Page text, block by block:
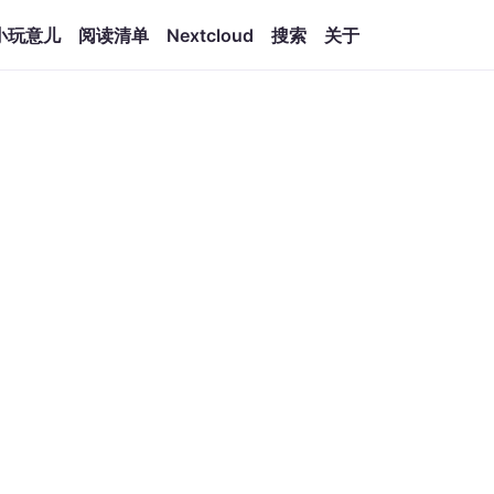
玩意儿 阅读清单 Nextcloud 搜索 关于